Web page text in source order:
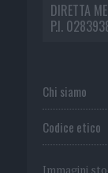
DIRETTA
P.I.
Chi siamo
Codice etico
Immagini